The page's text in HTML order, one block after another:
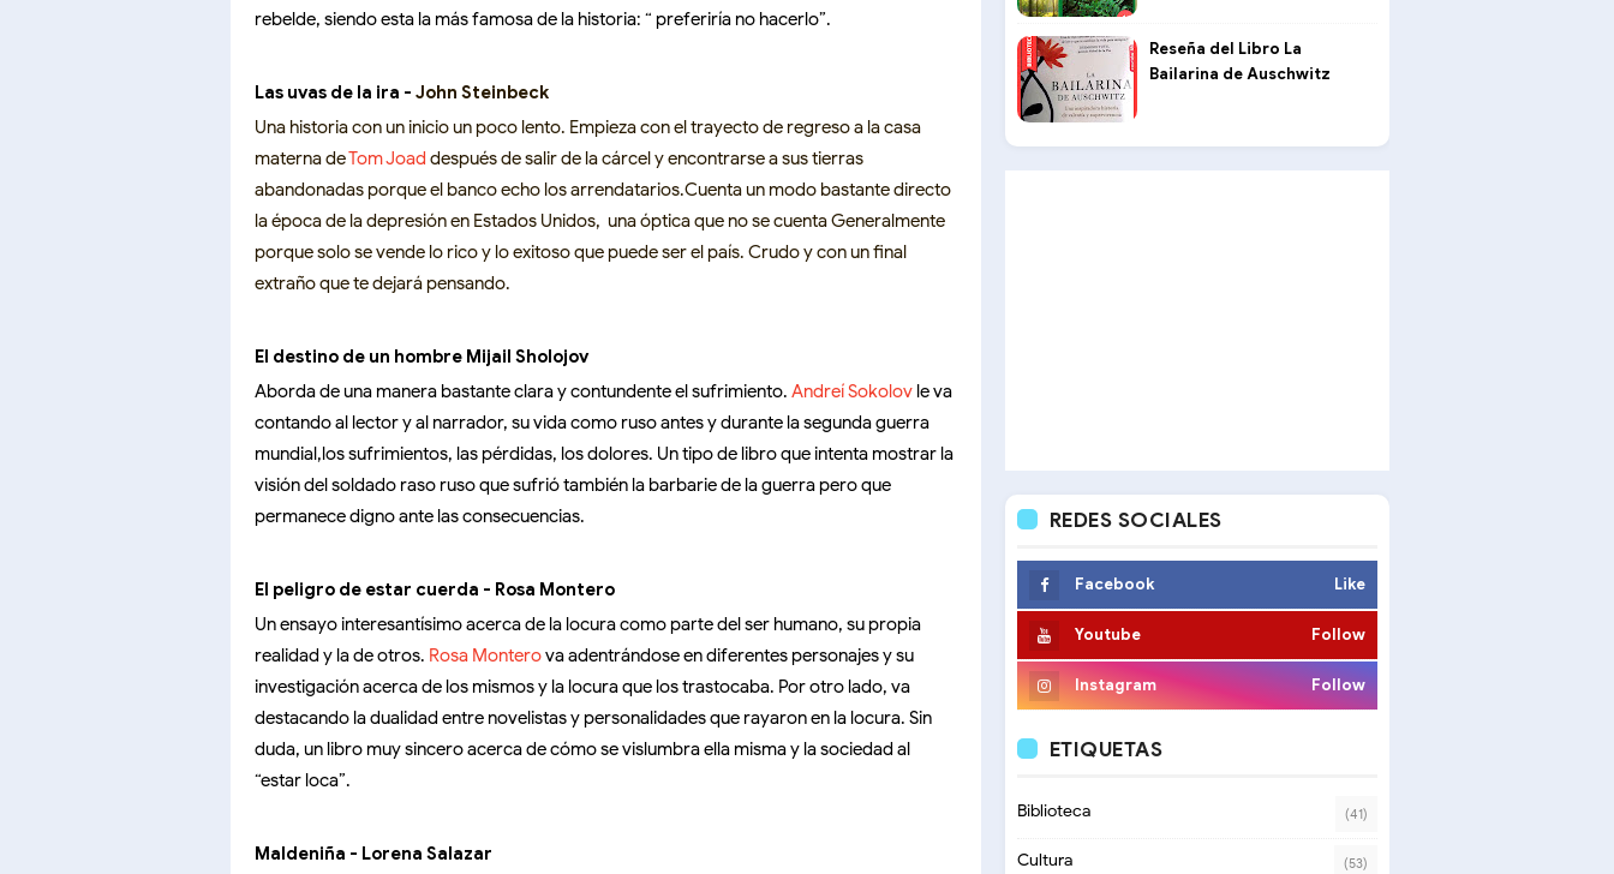
rebelde, siendo esta la más famosa de la historia: “ preferiría no hacerlo”.
Las uvas de la ira - John Steinbeck
Una historia con un inicio un poco lento. Empieza con el trayecto de regreso a la casa
materna deTom Joad después de salir de la cárcel y encontrarse a sus tierras
abandonadas porque el banco echo los arrendatarios.Cuenta un modo bastante directo
la época de la depresión en Estados Unidos, una óptica que no se cuenta Generalmente
porque solo se vende lo rico y lo exitoso que puede ser el país. Crudo y con un final
extraño que te dejará pensando.
El destino de un hombre Mijail Sholojov
Aborda de una manera bastante clara y contundente el sufrimiento. Andreí Sokolov le va
contando al lector y al narrador, su vida como ruso antes y durante la segunda guerra
mundial,los sufrimientos, las pérdidas, los dolores. Un tipo de libro que intenta mostrar la
visión del soldado raso ruso que sufrió también la barbarie de la guerra pero que
permanece digno ante las consecuencias.
El peligro de estar cuerda - Rosa Montero
Un ensayo interesantísimo acerca de la locura como parte del ser humano, su propia
realidad y la de otros. Rosa Monterova adentrándose en diferentes personajes y su
investigación acerca de los mismos y la locura que los trastocaba. Por otro lado, va
destacando la dualidad entre novelistas y personalidades que rayaron en la locura. Sin
duda, un libro muy sincero acerca de cómo se vislumbra ella misma y la sociedad al
“estar loca”.
Maldeniña - Lorena Salazar
Reseña del Libro La
Bailarina de Auschwitz
REDES SOCIALES
Facebook Like
Youtube Follow
Instagram Follow
ETIQUETAS
Biblioteca (41)
Cultura (53)